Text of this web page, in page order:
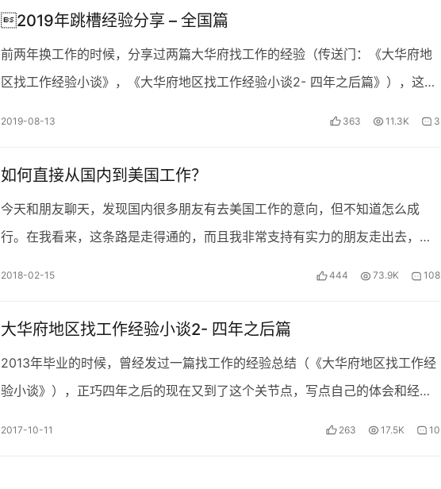
2019年跳槽经验分享 – 全国篇
前两年换工作的时候，分享过两篇大华府找工作的经验（传送门：《大华府地
区找工作经验小谈》，《大华府地区找工作经验小谈2- 四年之后篇》），这次
2019-08-13 363 11.3K 3
如何直接从国内到美国工作？
今天和朋友聊天，发现国内很多朋友有去美国工作的意向，但不知道怎么成
行。在我看来，这条路是走得通的，而且我非常支持有实力的朋友走出去，无
2018-02-15 444 73.9K 108
大华府地区找工作经验小谈2- 四年之后篇
2013年毕业的时候，曾经发过一篇找工作的经验总结（《大华府地区找工作经
验小谈》），正巧四年之后的现在又到了这个关节点，写点自己的体会和经
2017-10-11 263 17.5K 10